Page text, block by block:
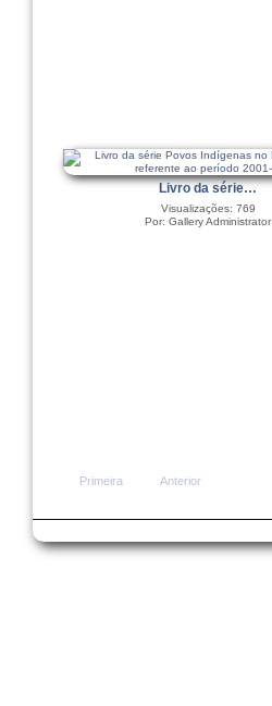
Livro da série…
Visualizações: 769
Por: Gallery Administrator
Primeira Anterior